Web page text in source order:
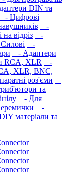
DIN та
- Цифрові
-
на відріз
-
-
- Адаптери
RCA, XLR
-
XLR, BNC,
роз'єми
та
- Для
-
матеріали та